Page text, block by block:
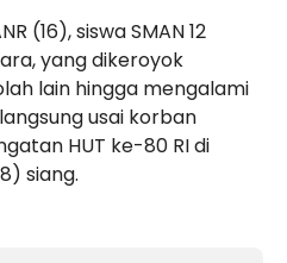
(16), siswa SMAN 12
yang dikeroyok
lain hingga mengalami
usai korban
HUT ke-80 RI di
siang.